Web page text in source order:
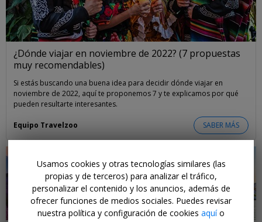
¿Dónde viajar en noviembre de 2022? (7 propuestas
muy recomendables)
Si estás buscando una buena idea para decidir dónde viajar en
noviembre de 2022, aquí te proponemos 7 y te explicamos por qué
pueden resultarte interesantes.
SABER MÁS
Equipo Travelzoo
Usamos cookies y otras tecnologías similares (las
propias y de terceros) para analizar el tráfico,
personalizar el contenido y los anuncios, además de
ofrecer funciones de medios sociales. Puedes revisar
nuestra política y configuración de cookies aquío